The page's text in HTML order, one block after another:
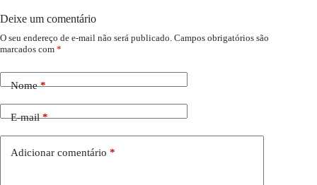
Deixe um comentário
O seu endereço de e-mail não será publicado. Campos obrigatórios são
marcados com *
Nome*
E-mail*
Adicionar comentário *